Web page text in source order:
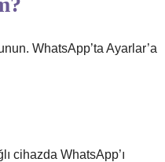
WhatsApp’ta Ayarlar’a
cihazda WhatsApp’ı